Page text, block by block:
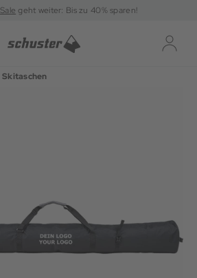
geht weiter: Bis zu 40% sparen!
Skitaschen